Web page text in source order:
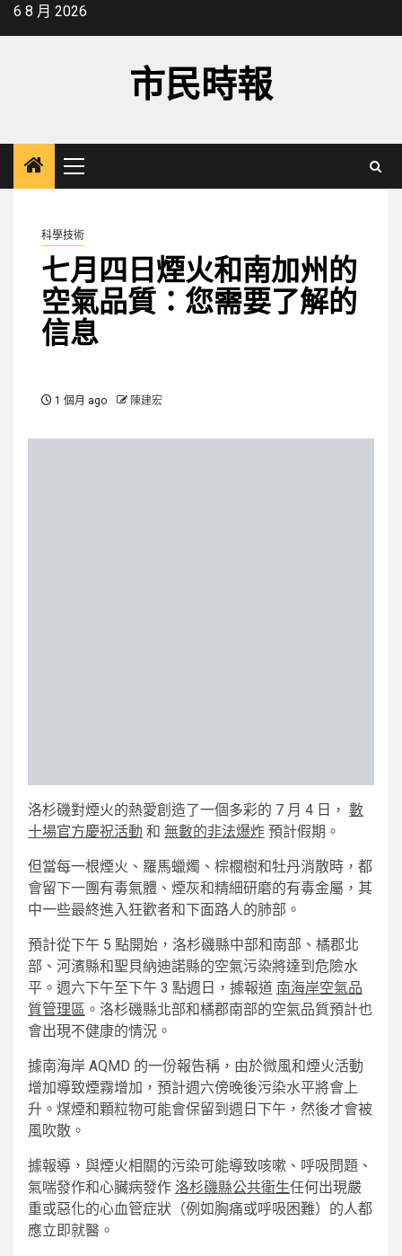
Skip6 8 月 2026
市民時報
Primary
Menu
科學技術
七月四日煙火和南加州的
空氣品質：您需要了解的
信息
1 個月 ago 陳建宏
洛杉磯對煙火的熱愛創造了一個多彩的 7 月 4 日， 數
十場官方慶祝活動 和 無數的非法爆炸 預計假期。
但當每一根煙火、羅馬蠟燭、棕櫚樹和牡丹消散時，都
會留下一團有毒氣體、煙灰和精細研磨的有毒金屬，其
中一些最終進入狂歡者和下面路人的肺部。
預計從下午 5 點開始，洛杉磯縣中部和南部、橘郡北
部、河濱縣和聖貝納迪諾縣的空氣污染將達到危險水
平。週六下午至下午 3 點週日，據報道 南海岸空氣品
質管理區 。洛杉磯縣北部和橘郡南部的空氣品質預計也
會出現不健康的情況。
據南海岸 AQMD 的一份報告稱，由於微風和煙火活動
增加導致煙霧增加，預計週六傍晚後污染水平將會上
升。煤煙和顆粒物可能會保留到週日下午，然後才會被
風吹散。
據報導，與煙火相關的污染可能導致咳嗽、呼吸問題、
氣喘發作和心臟病發作 洛杉磯縣公共衛生任何出現嚴
重或惡化的心血管症狀（例如胸痛或呼吸困難）的人都
應立即就醫。